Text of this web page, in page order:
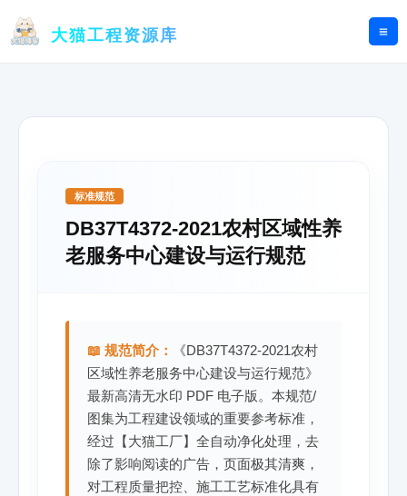
大猫工程资源库
标准规范
DB37T4372-2021农村区域性养
老服务中心建设与运行规范
📖 规范简介：
《DB37T4372-2021农村
区域性养老服务中心建设与运行规范》
最新高清无水印 PDF 电子版。本规范/
图集为工程建设领域的重要参考标准，
经过【大猫工厂】全自动净化处理，去
除了影响阅读的广告，页面极其清爽，
对工程质量把控、施工工艺标准化具有